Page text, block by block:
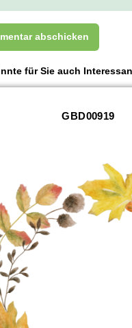
für Sie auch
GBD00919